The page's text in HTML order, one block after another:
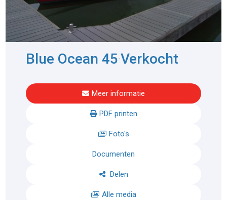
Blue Ocean 45-Verkocht
Meer informatie
PDF printen
Foto's
Documenten
Delen
Alle media